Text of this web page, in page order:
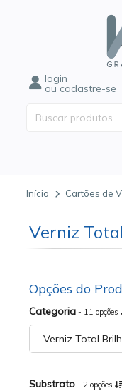
login
oucadastre-se
Início Cartões de
Verniz
Opções do
Categoria - 11 opções
Substrato - 2 opções